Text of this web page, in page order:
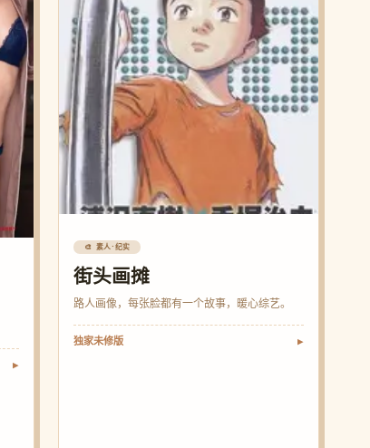
▶
🎨 素人·纪实
街头画摊
路人画像，每张脸都有一个故事，暖心综艺。
独家未修版 ▶